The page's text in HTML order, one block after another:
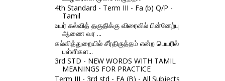
4th Standard - Term III - Fa (b) Q/P -
Tamil
உயர் கல்வித் தகுதிக்கு விரைவில் பின்னேற்பு
ஆணை வர ...
கல்வித்துறையில் சீர்திருத்தம் என்ற பெயரில்
பள்ளிகள...
3rd STD - NEW WORDS WITH TAMIL
MEANINGS FOR PRACTICE
Term III - 3rd std - FA (B) - All Subjects